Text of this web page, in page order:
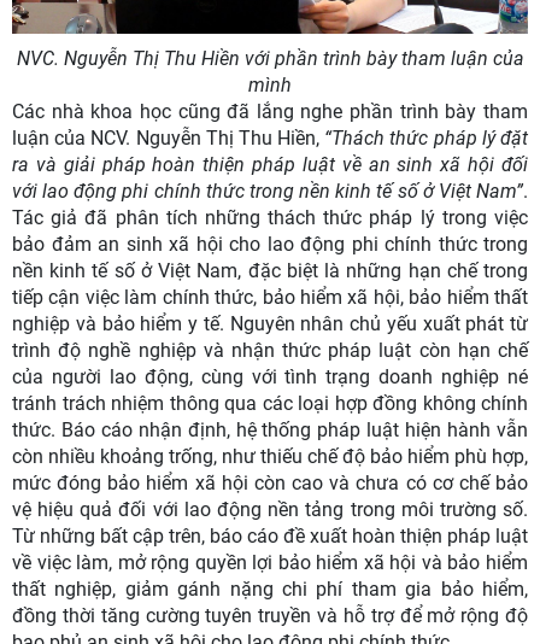
NVC. Nguyễn Thị Thu Hiền với phần trình bày tham luận của
mình
Các nhà khoa học cũng đã lắng nghe phần trình bày tham
luận của NCV. Nguyễn Thị Thu Hiền, “Thách thức pháp lý đặt
ra và giải pháp hoàn thiện pháp luật về an sinh xã hội đối
với lao động phi chính thức trong nền kinh tế số ở Việt Nam”.
Tác giả đã phân tích những thách thức pháp lý trong việc
bảo đảm an sinh xã hội cho lao động phi chính thức trong
nền kinh tế số ở Việt Nam, đặc biệt là những hạn chế trong
tiếp cận việc làm chính thức, bảo hiểm xã hội, bảo hiểm thất
nghiệp và bảo hiểm y tế. Nguyên nhân chủ yếu xuất phát từ
trình độ nghề nghiệp và nhận thức pháp luật còn hạn chế
của người lao động, cùng với tình trạng doanh nghiệp né
tránh trách nhiệm thông qua các loại hợp đồng không chính
thức. Báo cáo nhận định,hệ thống pháp luật hiện hành vẫn
còn nhiều khoảng trống, như thiếu chế độ bảo hiểm phù hợp,
mức đóng bảo hiểm xã hội còn cao và chưa có cơ chế bảo
vệ hiệu quả đối với lao động nền tảng trong môi trường số.
Từ những bất cập trên, báo cáo đề xuất hoàn thiện pháp luật
về việc làm, mở rộng quyền lợi bảo hiểm xã hội và bảo hiểm
thất nghiệp, giảm gánh nặng chi phí tham gia bảo hiểm,
đồng thời tăng cường tuyên truyền và hỗ trợ để mở rộng độ